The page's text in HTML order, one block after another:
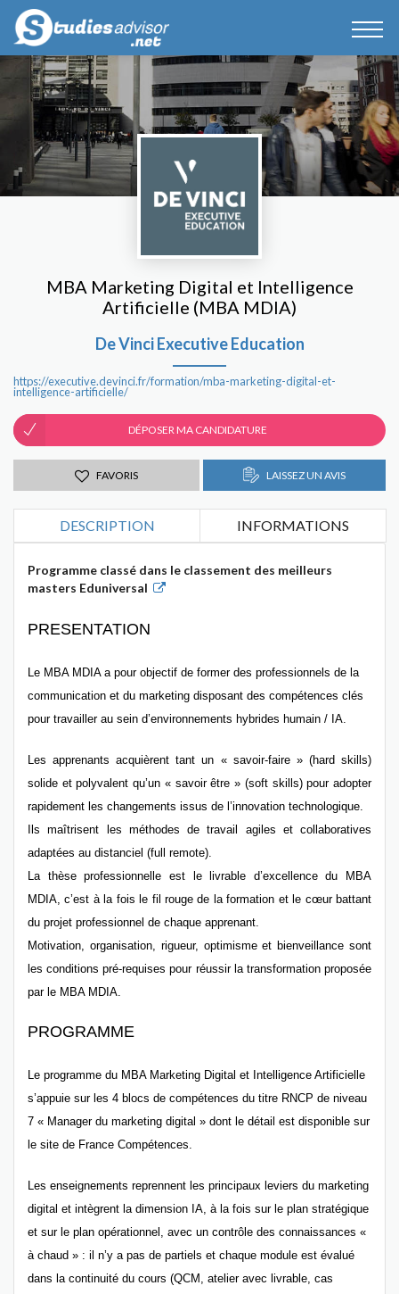
MBA Marketing Digital et Intelligence
Artificielle (MBA MDIA)
De Vinci Executive Education
https://executive.devinci.fr/formation/mba-marketing-digital-et-
intelligence-artificielle/
DÉPOSER MA CANDIDATURE
FAVORIS LAISSEZ UN AVIS
DESCRIPTION INFORMATIONS
Programme classé dans le classement des meilleurs
masters Eduniversal
PRESENTATION
Le MBA MDIA a pour objectif de former des professionnels de la
communication et du marketing disposant des compétences clés
pour travailler au sein d’environnements hybrides humain / IA.
Les apprenants acquièrent tant un « savoir-faire » (hard skills)
solide et polyvalent qu’un « savoir être » (soft skills) pour adopter
rapidement les changements issus de l’innovation technologique.
Ils maîtrisent les méthodes de travail agiles et collaboratives
adaptées au distanciel (full remote).
La thèse professionnelle est le livrable d’excellence du MBA
MDIA, c’est à la fois le fil rouge de la formation et le cœur battant
du projet professionnel de chaque apprenant.
Motivation, organisation, rigueur, optimisme et bienveillance sont
les conditions pré-requises pour réussir la transformation proposée
par le MBA MDIA.
PROGRAMME
Le programme du MBA Marketing Digital et Intelligence Artificielle
s’appuie sur les 4 blocs de compétences du titre RNCP de niveau
7 « Manager du marketing digital » dont le détail est disponible sur
le site de France Compétences.
Les enseignements reprennent les principaux leviers du marketing
digital et intègrent la dimension IA, à la fois sur le plan stratégique
et sur le plan opérationnel, avec un contrôle des connaissances «
à chaud » : il n’y a pas de partiels et chaque module est évalué
dans la continuité du cours (QCM, atelier avec livrable, cas